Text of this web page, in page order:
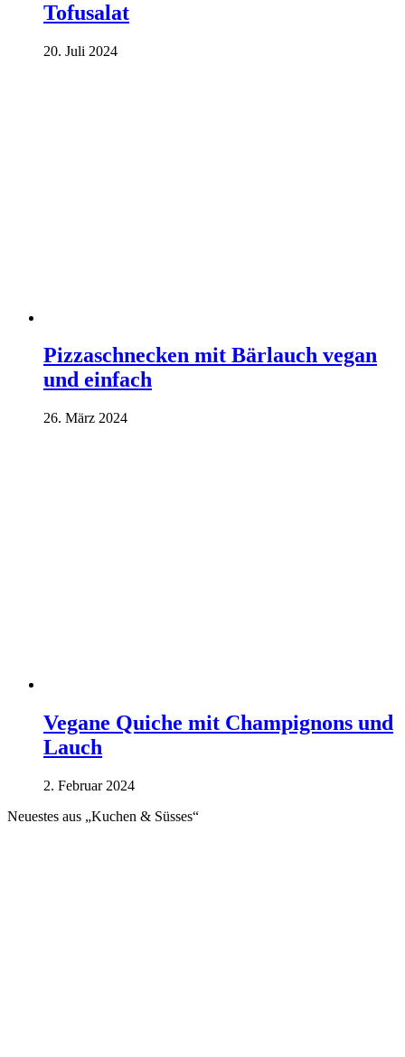
Tofusalat
20. Juli 2024
Pizzaschnecken mit Bärlauch vegan
und einfach
26. März 2024
Vegane Quiche mit Champignons und
Lauch
2. Februar 2024
Neuestes aus „Kuchen & Süsses“